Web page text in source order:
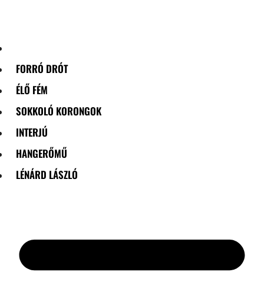
FORRÓ DRÓT
ÉLŐ FÉM
SOKKOLÓ KORONGOK
INTERJÚ
HANGERŐMŰ
LÉNÁRD LÁSZLÓ